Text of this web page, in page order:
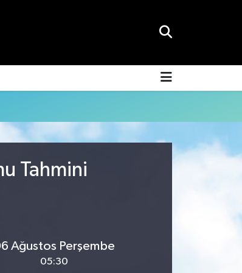
Tahmini
Ağustos Perşembe
05:30